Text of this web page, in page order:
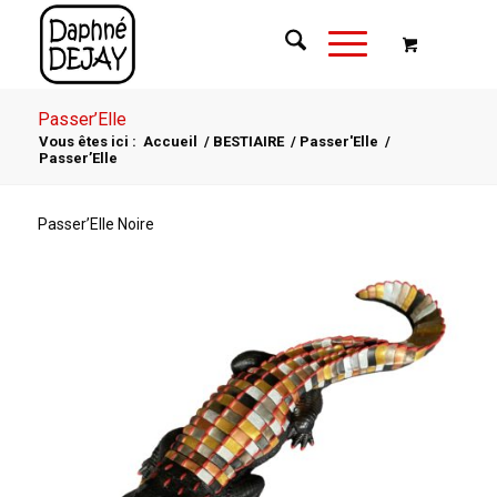
Passer’Elle
Vous êtes ici : Accueil / BESTIAIRE / Passer'Elle /
Passer’Elle
Passer’Elle Noire